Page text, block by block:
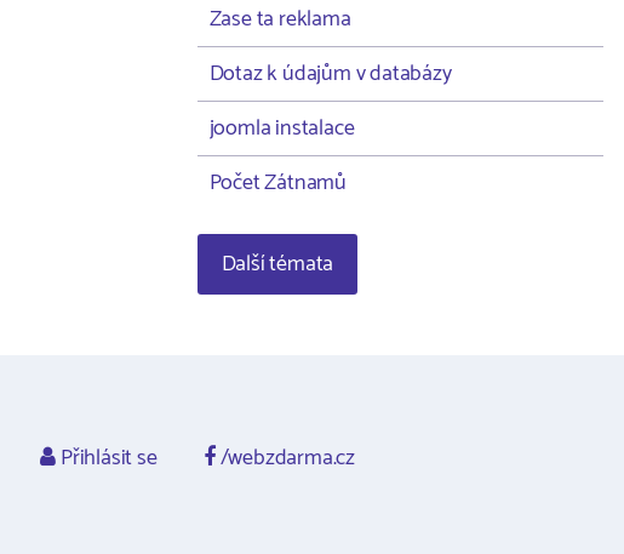
Zase ta reklama
Dotaz k údajům v databázy
joomla instalace
Počet Zátnamů
Další témata
Přihlásit se /webzdarma.cz